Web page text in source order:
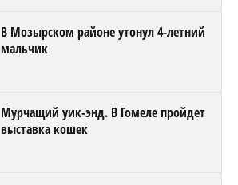
В Мозырском районе утонул 4-летний
мальчик
Мурчащий уик-энд. В Гомеле пройдет
выставка кошек